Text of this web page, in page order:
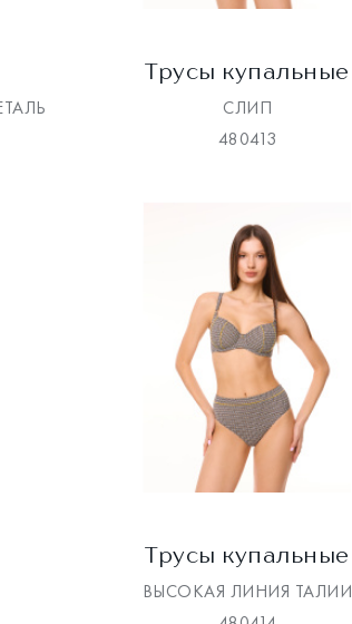
Трусы купальные
СЛИП
480413
Трусы купальные
ВЫСОКАЯ ЛИНИЯ ТАЛИИ